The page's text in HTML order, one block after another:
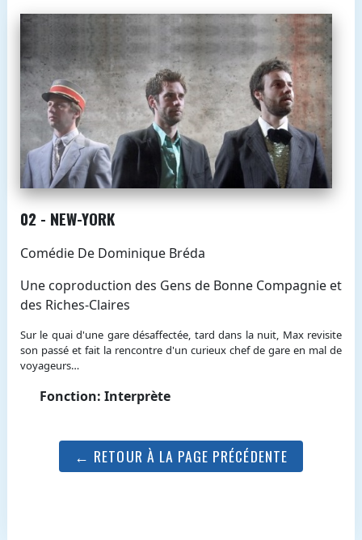
02 - NEW-YORK
Comédie De Dominique Bréda
Une coproduction des Gens de Bonne Compagnie et
des Riches-Claires
Sur le quai d'une gare désaffectée, tard dans la nuit, Max revisite
son passé et fait la rencontre d'un curieux chef de gare en mal de
voyageurs…
Fonction: Interprète
← RETOUR À LA PAGE PRÉCÉDENTE